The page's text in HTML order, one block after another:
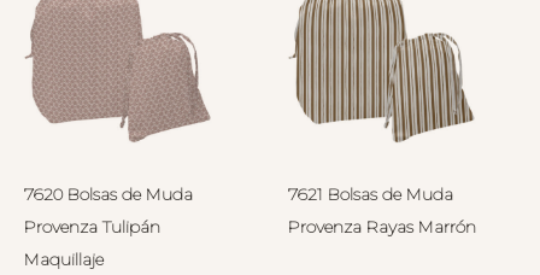
7620 Bolsas de Muda
Provenza Tulipán
Maquillaje
7621 Bolsas de Muda
Provenza Rayas Marrón